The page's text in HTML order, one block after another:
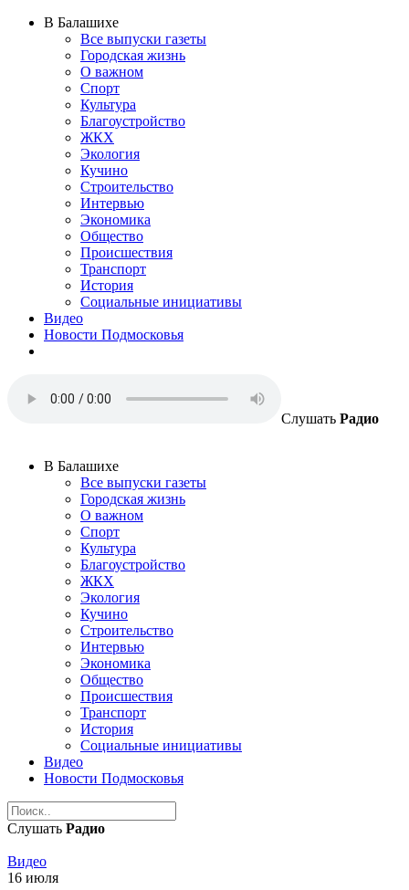
В Балашихе
Все выпуски газеты
Городская жизнь
О важном
Спорт
Культура
Благоустройство
ЖКХ
Экология
Кучино
Строительство
Интервью
Экономика
Общество
Происшествия
Транспорт
История
Социальные инициативы
Видео
Новости Подмосковья
Слушать Радио
В Балашихе
Все выпуски газеты
Городская жизнь
О важном
Спорт
Культура
Благоустройство
ЖКХ
Экология
Кучино
Строительство
Интервью
Экономика
Общество
Происшествия
Транспорт
История
Социальные инициативы
Видео
Новости Подмосковья
Слушать Радио
Видео
16 июля